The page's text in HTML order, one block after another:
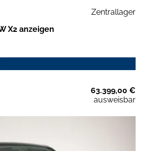
Zentrallager
X2 anzeigen
63.399,00 €
ausweisbar